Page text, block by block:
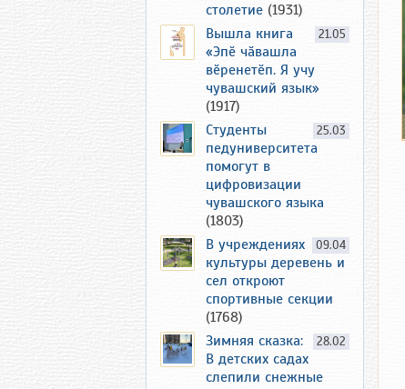
столетие (1931)
21.05
Вышла книга
«Эпӗ чӑвашла
вӗренетӗп. Я учу
чувашский язык»
(1917)
25.03
Студенты
педуниверситета
помогут в
цифровизации
чувашского языка
(1803)
09.04
В учреждениях
культуры деревень и
сел откроют
спортивные секции
(1768)
28.02
Зимняя сказка:
В детских садах
слепили снежные